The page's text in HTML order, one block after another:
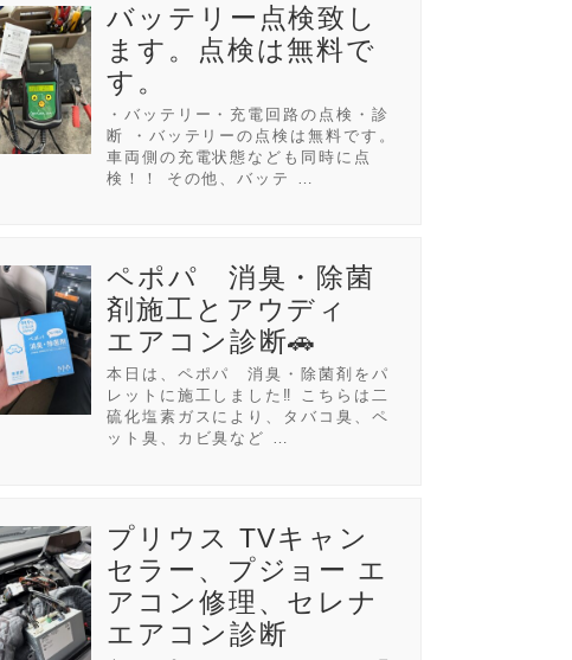
バッテリー点検致し
ます。点検は無料で
す。
・バッテリー・充電回路の点検・診
断 ・バッテリーの点検は無料です。
車両側の充電状態なども同時に点
検！！ その他、バッテ …
ペポパ 消臭・除菌
剤施工とアウディ
エアコン診断🚗
本日は、ペポパ 消臭・除菌剤をパ
レットに施工しました‼️ こちらは二
硫化塩素ガスにより、タバコ臭、ペ
ット臭、カビ臭など …
プリウス TVキャン
セラー、プジョー エ
アコン修理、セレナ
エアコン診断